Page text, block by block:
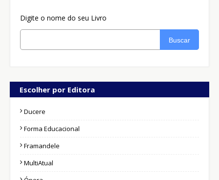
Digite o nome do seu Livro
Buscar
Escolher por Editora
Ducere
Forma Educacional
Framandele
MultiAtual